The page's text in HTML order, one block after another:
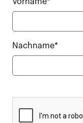
Vorname*
Nachname*